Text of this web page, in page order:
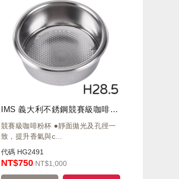
IMS 義大利不銹鋼競賽級咖啡粉杯 B702TCH28.5E 高28.5mm / 粉量20-22g / 58.5mm
競賽級咖啡粉杯 ●靜面拋光及孔徑一
致，提升香氣與c...
代碼 HG2491
NT$750 NT$1,000